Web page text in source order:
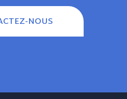
NOUS